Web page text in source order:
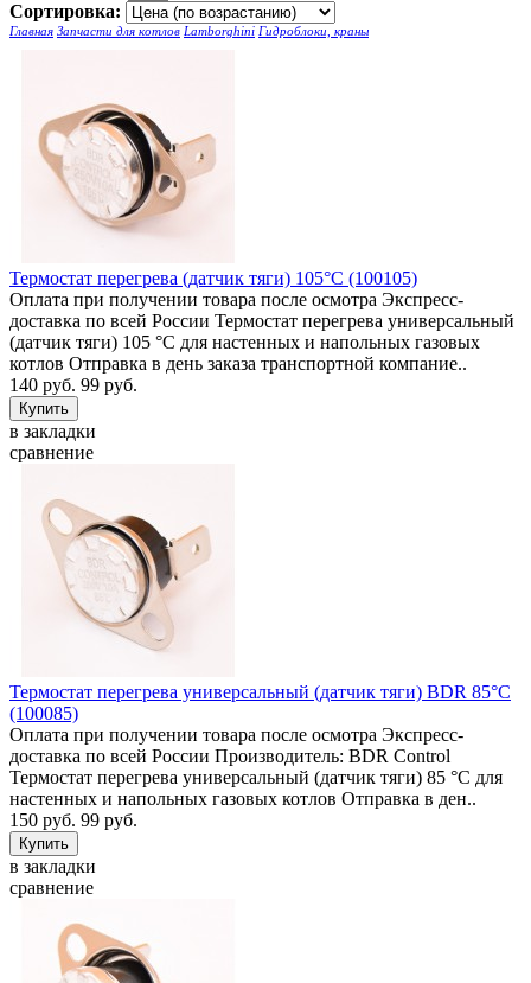
Сортировка:
Главная Запчасти для котлов Lamborghini Гидроблоки, краны
Термостат перегрева (датчик тяги) 105°C (100105)
Оплата при получении товара после осмотра Экспресс-
доставка по всей России Термостат перегрева универсальный
(датчик тяги) 105 °C для настенных и напольных газовых
котлов Отправка в день заказа транспортной компание..
140 руб. 99 руб.
в закладки
сравнение
Термостат перегрева универсальный (датчик тяги) BDR 85°C
(100085)
Оплата при получении товара после осмотра Экспресс-
доставка по всей России Производитель: BDR Control
Термостат перегрева универсальный (датчик тяги) 85 °C для
настенных и напольных газовых котлов Отправка в ден..
150 руб. 99 руб.
в закладки
сравнение